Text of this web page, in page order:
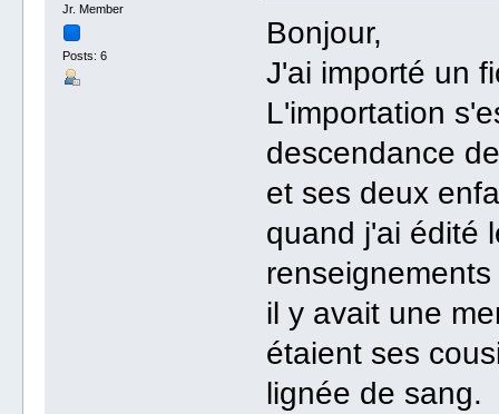
Jr. Member
Posts: 6
Bonjour,
J'ai importé un
L'importation
descendance
et ses deux
quand j'ai édité
il y avait une
étaient ses
lignée de sang.